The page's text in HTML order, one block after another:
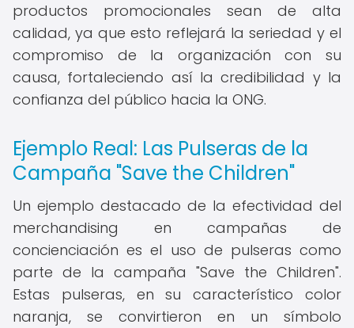
productos promocionales sean de alta
calidad, ya que esto reflejará la seriedad y el
compromiso de la organización con su
causa, fortaleciendo así la credibilidad y la
confianza del público hacia la ONG.
Ejemplo Real: Las Pulseras de la
Campaña "Save the Children"
Un ejemplo destacado de la efectividad del
merchandising en campañas de
concienciación es el uso de pulseras como
parte de la campaña "Save the Children".
Estas pulseras, en su característico color
naranja, se convirtieron en un símbolo